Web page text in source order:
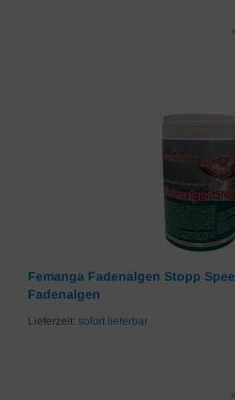
Femanga Fadenalgen Stopp
Fadenalgen
Lieferzeit: sofort lieferbar